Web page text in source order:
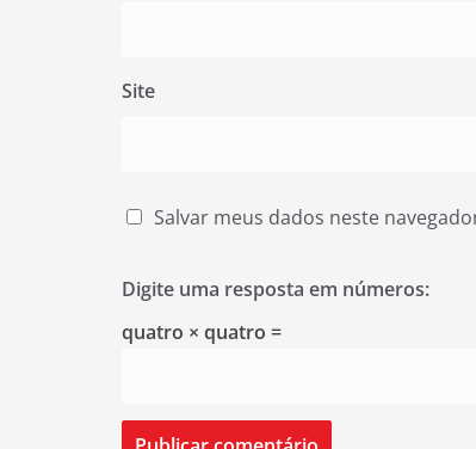
Site
Salvar meus dados neste
Digite uma resposta em números:
quatro × quatro =